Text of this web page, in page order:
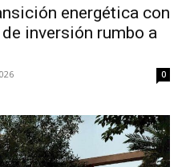
energética con
inversión rumbo a
0